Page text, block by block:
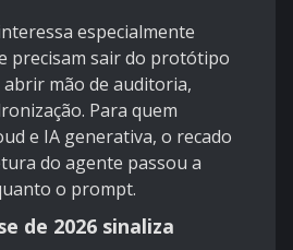
especialmente
precisam sair do protótipo
abrir mão de auditoria,
Para quem
e IA generativa, o recado
do agente passou a
o prompt.
de 2026 sinaliza